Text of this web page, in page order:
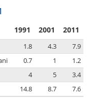
1991 2001 2011
1.8 4.3
7.9
0.7 1
1.2
4 5
3.4
14.8 8.7 7.6